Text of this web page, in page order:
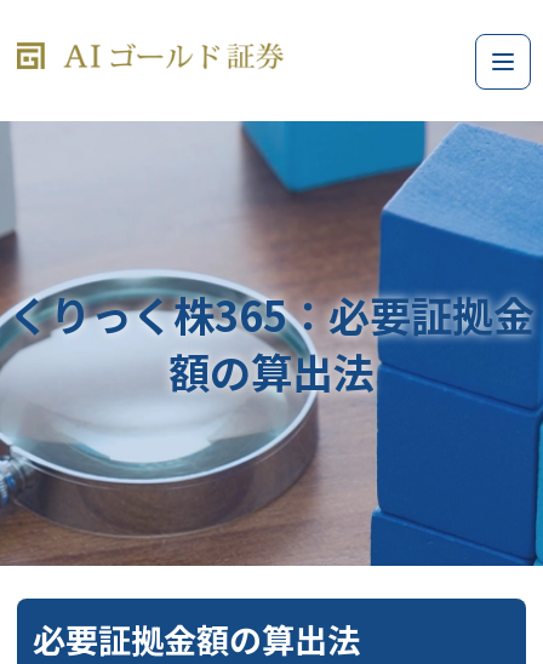
くりっく株365：必要証拠金
額の算出法
必要証拠金額の算出法